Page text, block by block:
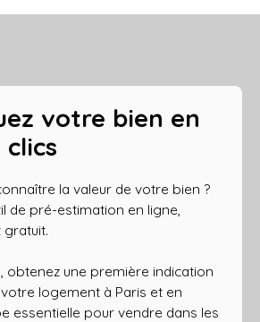
votre bien en
clics
la valeur de votre bien ?
de pré-estimation en ligne,
gratuit.
obtenez une première indication
logement à Paris et en
essentielle pour vendre dans les